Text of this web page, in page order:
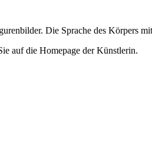
Die Sprache des Körpers
auf die Homepage der Künstlerin.